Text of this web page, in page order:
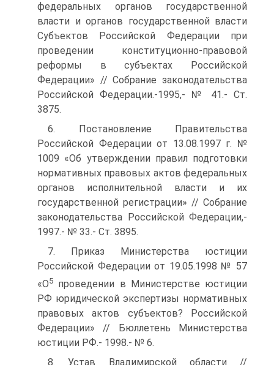
федеральных органов государственной
власти и органов государственной власти
Субъектов Российской Федерации при
проведении конституционно-правовой
реформы в субъектах Российской
Федерации» // Собрание законодательства
Российской Федерации.-1995,- № 41.- Ст.
3875.
6. Постановление Правительства
Российской Федерации от 13.08.1997 г. №
1009 «Об утверждении правил подготовки
нормативных правовых актов федеральных
органов исполнительной власти и их
государственной регистрации» // Собрание
законодательства Российской Федерации,-
1997.- № 33.- Ст. 3895.
7. Приказ Министерства юстиции
Российской Федерации от 19.05.1998 № 57
«О5 проведении в Министерстве юстиции
РФ юридической экспертизы нормативных
правовых актов субъектов? Российской
Федерации» // Бюллетень Министерства
юстиции РФ.- 1998.- № 6.
8. Устав Владимирской области //